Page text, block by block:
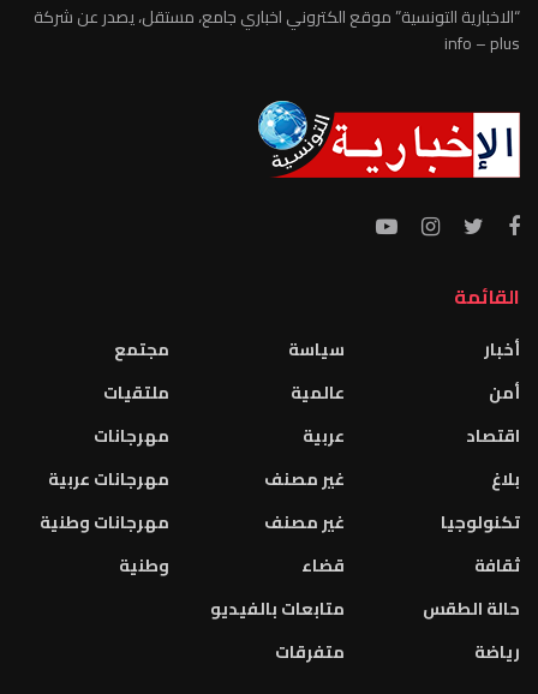
“الاخبارية التونسية” موقع الكتروني اخباري جامع، مستقل، يصدر عن شركة
info – plus
القائمة
أخبار
أمن
اقتصاد
بلاغ
تكنولوجيا
ثقافة
حالة الطقس
رياضة
سياسة
عالمية
عربية
غير مصنف
غير مصنف
قضاء
متابعات بالفيديو
متفرقات
مجتمع
ملتقيات
مهرجانات
مهرجانات عربية
مهرجانات وطنية
وطنية